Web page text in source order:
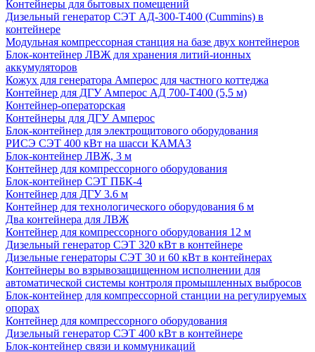
Контейнеры для бытовых помещений
Дизельный генератор СЭТ АД-300-Т400 (Cummins) в
контейнере
Модульная компрессорная станция на базе двух контейнеров
Блок-контейнер ЛВЖ для хранения литий-ионных
аккумуляторов
Кожух для генератора Амперос для частного коттеджа
Контейнер для ДГУ Амперос АД 700-Т400 (5,5 м)
Контейнер-операторская
Контейнеры для ДГУ Амперос
Блок-контейнер для электрощитового оборудования
РИСЭ СЭТ 400 кВт на шасси КАМАЗ
Блок-контейнер ЛВЖ, 3 м
Контейнер для компрессорного оборудования
Блок-контейнер СЭТ ПБК-4
Контейнер для ДГУ 3.6 м
Контейнер для технологического оборудования 6 м
Два контейнера для ЛВЖ
Контейнер для компрессорного оборудования 12 м
Дизельный генератор СЭТ 320 кВт в контейнере
Дизельные генераторы СЭТ 30 и 60 кВт в контейнерах
Контейнеры во взрывозащищенном исполнении для
автоматической системы контроля промышленных выбросов
Блок-контейнер для компрессорной станции на регулируемых
опорах
Контейнер для компрессорного оборудования
Дизельный генератор СЭТ 400 кВт в контейнере
Блок-контейнер связи и коммуникаций